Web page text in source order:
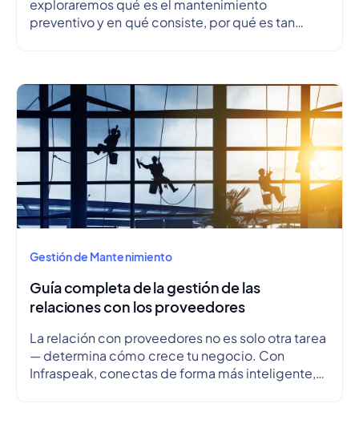
exploraremos qué es el mantenimiento
preventivo y en qué consiste, por qué es tan
cronograma.
Gestión de Mantenimiento
Guía completa de la gestión de las
relaciones con los proveedores
La relación con proveedores no es solo otra tarea
— determina cómo crece tu negocio. Con
Infraspeak, conectas de forma más inteligente,